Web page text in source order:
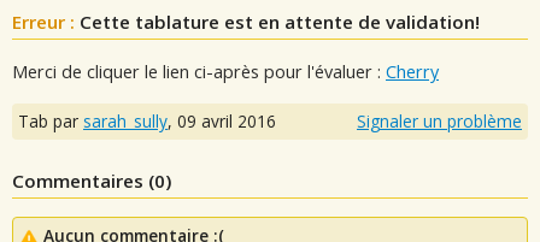
Erreur : Cette tablature est en attente de validation!
Merci de cliquer le lien ci-après pour l'évaluer : Cherry
Tab par sarah_sully, 09 avril 2016 Signaler un problème
Commentaires (0)
Aucun commentaire :(